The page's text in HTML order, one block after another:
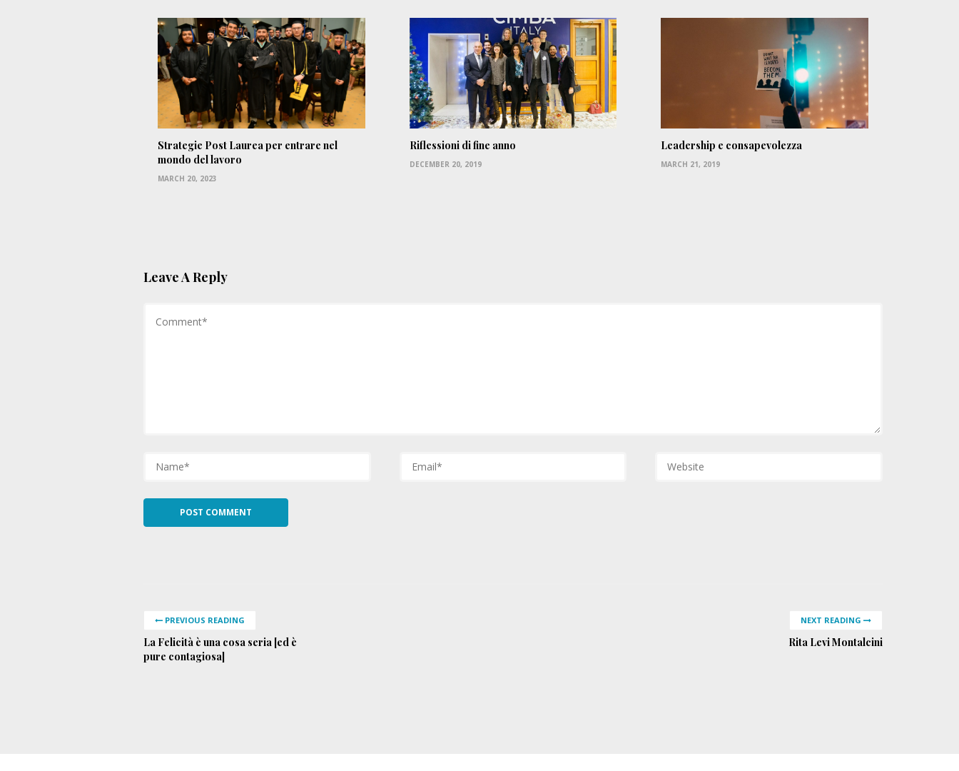
Strategie Post Laurea per entrare nel
mondo del lavoro
MARCH 20, 2023
Riflessioni di fine anno
DECEMBER 20, 2019
Leadership e consapevolezza
MARCH 21, 2019
Leave A Reply
PREVIOUS READING
La Felicità è una cosa seria [ed è
pure contagiosa]
NEXT READING
Rita Levi Montalcini